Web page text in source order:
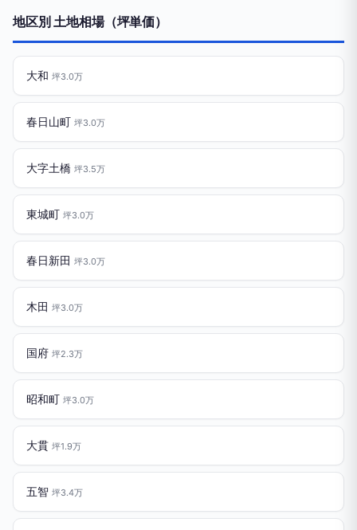
地区別 土地相場（坪単価）
大和 坪3.0万
春日山町 坪3.0万
大字土橋 坪3.5万
東城町 坪3.0万
春日新田 坪3.0万
木田 坪3.0万
国府 坪2.3万
昭和町 坪3.0万
大貫 坪1.9万
五智 坪3.4万